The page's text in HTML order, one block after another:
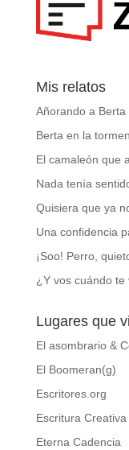
Mis relatos
Añorando a Berta
Berta en la
El camaleón que
Nada tenía
Quisiera que ya
Una confidencia
¡Soo! Perro,
¿Y vos cuándo te
Lugares que
El asombrario &
El Boomeran(g)
Escritores.org
Escritura
Eterna Cadencia